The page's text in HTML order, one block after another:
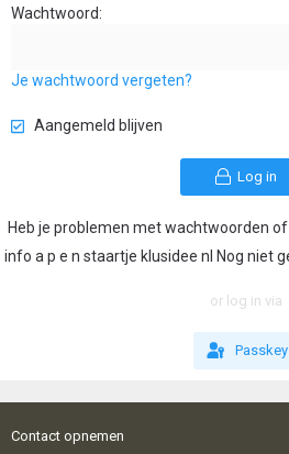
Wachtwoord
Je wachtwoord vergeten?
Aangemeld blijven
Log in
Heb je problemen met wachtwoorden
info a p e n staartje klusidee nl Nog niet
or log in via
Passkey
Contact opnemen